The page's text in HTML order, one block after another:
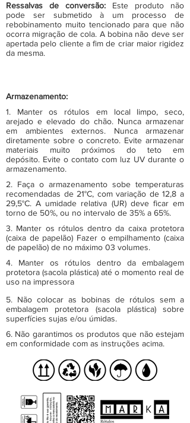
Ressalvas de conversão: Este produto não
pode ser submetido à um processo de
rebobinamento muito tencionado para que não
ocorra migração de cola. A bobina não deve ser
apertada pelo cliente a fim de criar maior rigidez
da mesma.
Armazenamento:
1. Manter os rótulos em local limpo, seco,
arejado e elevado do chão. Nunca armazenar
em ambientes externos. Nunca armazenar
diretamente sobre o concreto. Evite armazenar
materiais muito próximos do teto em
depósito. Evite o contato com luz UV durante o
armazenamento.
2. Faça o armazenamento sobe temperaturas
recomendadas de 21°C, com variação de 12,8 a
29,5°C. A umidade relativa (UR) deve ficar em
torno de 50%, ou no intervalo de 35% a 65%.
3. Manter os rótulos dentro da caixa protetora
(caixa de papelão) Fazer o empilhamento (caixa
de papelão) de no máximo 03 volumes.
4. Manter os rótulos dentro da embalagem
protetora (sacola plástica) até o momento real de
uso na impressora
5. Não colocar as bobinas de rótulos sem a
embalagem protetora (sacola plástica) sobre
superfícies sujas e/ou úmidas.
6. Não garantimos os produtos que não estejam
em conformidade com as instruções acima.